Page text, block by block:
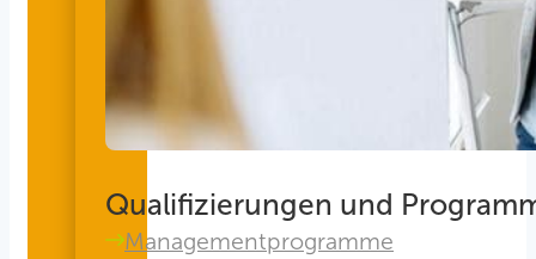
Qualifizierungen und
Managementprogramme